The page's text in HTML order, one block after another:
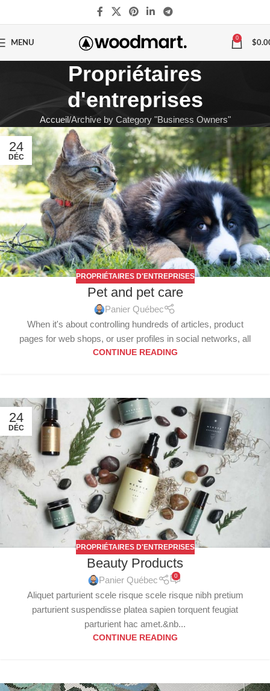
MENU
0
$
Propriétaires
d'entreprises
Accueil Archive by Category "Business Owners"
24
DÉC
PROPRIÉTAIRES D'ENTREPRISES
Pet and pet care
Panier Québec
When it's about controlling hundreds of articles, product
pages for web shops, or user profiles in social networks, all
CONTINUE READING
24
DÉC
PROPRIÉTAIRES D'ENTREPRISES
Beauty Products
Panier Québec 0
Aliquet parturient scele risque scele risque nibh pretium
parturient suspendisse platea sapien torquent feugiat
parturient hac amet.&nb...
CONTINUE READING